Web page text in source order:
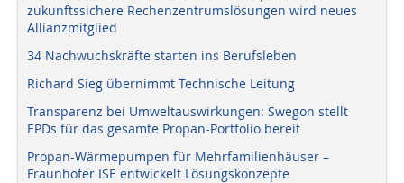
zukunftssichere Rechenzentrumslösungen wird neues
Allianzmitglied
34 Nachwuchskräfte starten ins Berufsleben
Richard Sieg übernimmt Technische Leitung
Transparenz bei Umweltauswirkungen: Swegon stellt
EPDs für das gesamte Propan-Portfolio bereit
Propan-Wärmepumpen für Mehrfamilienhäuser –
Fraunhofer ISE entwickelt Lösungskonzepte